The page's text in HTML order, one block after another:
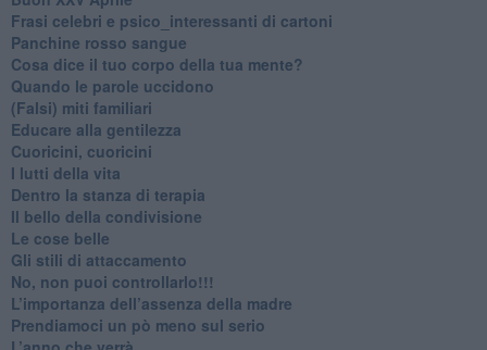
​Frasi celebri e psico_interessanti di cartoni
​Panchine rosso sangue
​Cosa dice il tuo corpo della tua mente?
​Quando le parole uccidono
​(Falsi) miti familiari
​Educare alla gentilezza
​Cuoricini, cuoricini
I lutti della vita
​Dentro la stanza di terapia
​Il bello della condivisione
Le cose belle
​Gli stili di attaccamento
No, non puoi controllarlo!!!
​L’importanza dell’assenza della madre
​Prendiamoci un pò meno sul serio